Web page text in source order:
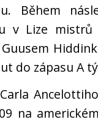
Během
v Lize mistrů
do zápasu A
na